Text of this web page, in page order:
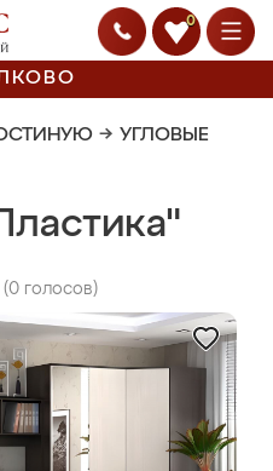
0
→ УГЛОВЫЕ
(0 голосов)